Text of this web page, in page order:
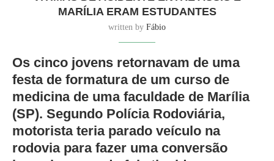
MARÍLIA ERAM ESTUDANTES
written by Fábio
Os cinco jovens retornavam de uma
festa de formatura de um curso de
medicina de uma faculdade de Marília
(SP). Segundo Polícia Rodoviária,
motorista teria parado veículo na
rodovia para fazer uma conversão